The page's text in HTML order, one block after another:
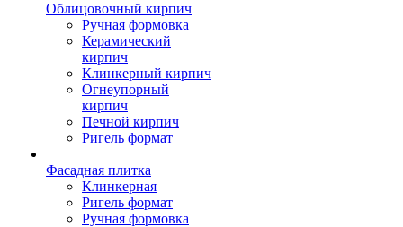
Облицовочный кирпич
Ручная формовка
Керамический
кирпич
Клинкерный кирпич
Огнеупорный
кирпич
Печной кирпич
Ригель формат
Фасадная плитка
Клинкерная
Ригель формат
Ручная формовка